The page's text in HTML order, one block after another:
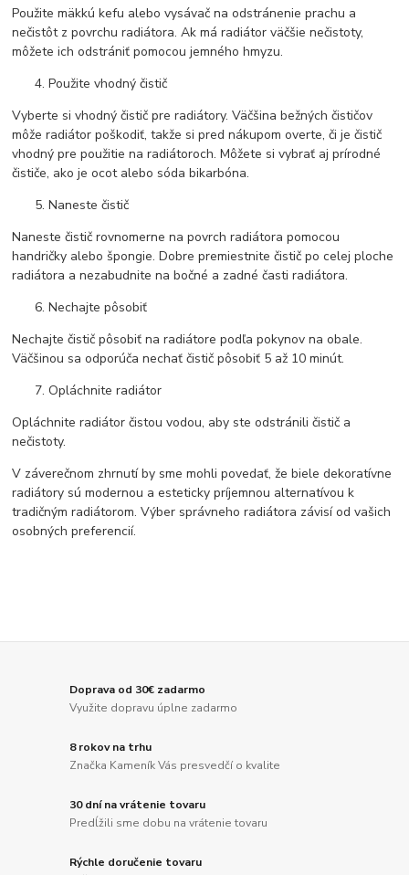
Použite mäkkú kefu alebo vysávač na odstránenie prachu a
nečistôt z povrchu radiátora. Ak má radiátor väčšie nečistoty,
môžete ich odstrániť pomocou jemného hmyzu.
Použite vhodný čistič
Vyberte si vhodný čistič pre radiátory. Väčšina bežných čističov
môže radiátor poškodiť, takže si pred nákupom overte, či je čistič
vhodný pre použitie na radiátoroch. Môžete si vybrať aj prírodné
čističe, ako je ocot alebo sóda bikarbóna.
Naneste čistič
Naneste čistič rovnomerne na povrch radiátora pomocou
handričky alebo špongie. Dobre premiestnite čistič po celej ploche
radiátora a nezabudnite na bočné a zadné časti radiátora.
Nechajte pôsobiť
Nechajte čistič pôsobiť na radiátore podľa pokynov na obale.
Väčšinou sa odporúča nechať čistič pôsobiť 5 až 10 minút.
Opláchnite radiátor
Opláchnite radiátor čistou vodou, aby ste odstránili čistič a
nečistoty.
V záverečnom zhrnutí by sme mohli povedať, že biele dekoratívne
radiátory sú modernou a esteticky príjemnou alternatívou k
tradičným radiátorom. Výber správneho radiátora závisí od vašich
osobných preferencií.
Doprava od 30€ zadarmo
Využite dopravu úplne zadarmo
8 rokov na trhu
Značka Kameník Vás presvedčí o kvalite
30 dní na vrátenie tovaru
Predĺžili sme dobu na vrátenie tovaru
Rýchle doručenie tovaru